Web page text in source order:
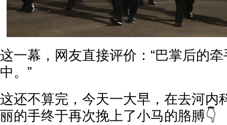
这一幕，网友直接评价：“巴掌后的
中。”
这还不算完，今天一大早，在去河内
丽的手终于再次挽上了小马的胳膊👇